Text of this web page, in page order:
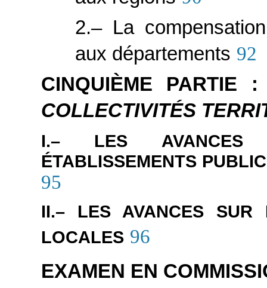
2.– La
aux départements 92
CINQUIÈME
COLLECTIVITÉS
I.– LES AVANCES
ÉTABLISSEMENTS
95
II.– LES AVANCES SUR
LOCALES 96
EXAMEN EN